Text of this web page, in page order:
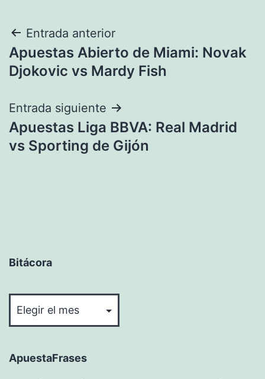
Navegación
de
Entrada anterior
Apuestas Abierto de Miami: Novak
Djokovic vs Mardy Fish
Entrada siguiente
Apuestas Liga BBVA: Real Madrid
vs Sporting de Gijón
Bitácora
ApuestaFrases